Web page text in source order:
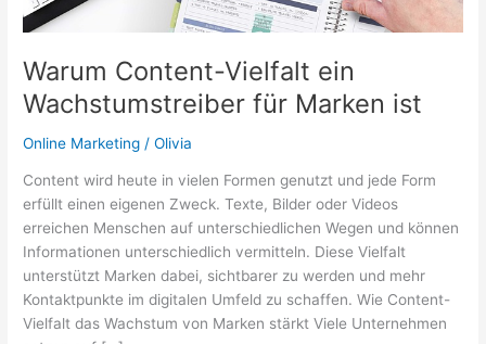
Warum Content-Vielfalt ein
Wachstumstreiber für Marken ist
Online Marketing /Olivia
Content wird heute in vielen Formen genutzt und jede Form
erfüllt einen eigenen Zweck. Texte, Bilder oder Videos
erreichen Menschen auf unterschiedlichen Wegen und können
Informationen unterschiedlich vermitteln. Diese Vielfalt
unterstützt Marken dabei, sichtbarer zu werden und mehr
Kontaktpunkte im digitalen Umfeld zu schaffen. Wie Content-
Vielfalt das Wachstum von Marken stärkt Viele Unternehmen